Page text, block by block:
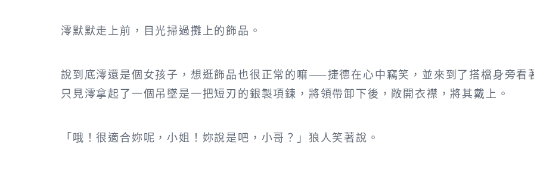
澪默默走上前，目光掃過攤上的飾品。
說到底澪還是個女孩子，想逛飾品也很正常的嘛——捷德在心中竊笑，並來到了搭檔身旁看
只見澪拿起了一個吊墜是一把短刃的銀製項鍊，將領帶卸下後，敞開衣襟，將其戴上。
「哦！很適合妳呢，小姐！妳說是吧，小哥？」狼人笑著說。